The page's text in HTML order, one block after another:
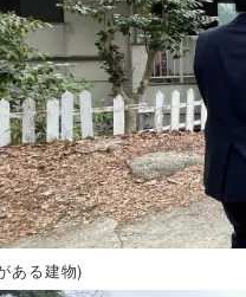
ある建物)